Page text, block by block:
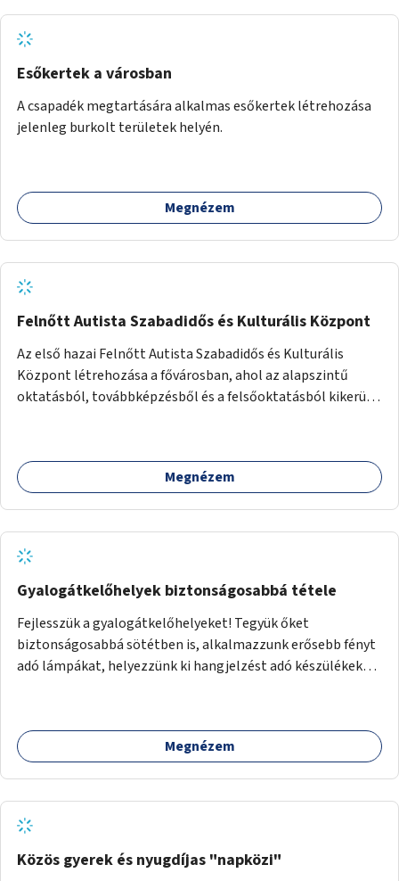
Esőkertek a városban
A csapadék megtartására alkalmas esőkertek létrehozása
jelenleg burkolt területek helyén.
Megnézem
Felnőtt Autista Szabadidős és Kulturális Központ
Az első hazai Felnőtt Autista Szabadidős és Kulturális
Központ létrehozása a fővárosban, ahol az alapszintű
oktatásból, továbbképzésből és a felsőoktatásból kikerülő
Megnézem
Gyalogátkelőhelyek biztonságosabbá tétele
Fejlesszük a gyalogátkelőhelyeket! Tegyük őket
biztonságosabbá sötétben is, alkalmazzunk erősebb fényt
adó lámpákat, helyezzünk ki hangjelzést adó készülékeket
Megnézem
Közös gyerek és nyugdíjas "napközi"